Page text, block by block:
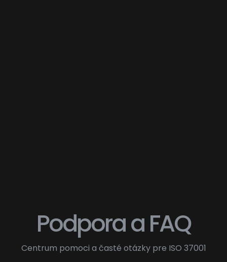
Podpora a FAQ
Centrum pomoci a časté otázky pre ISO 37001